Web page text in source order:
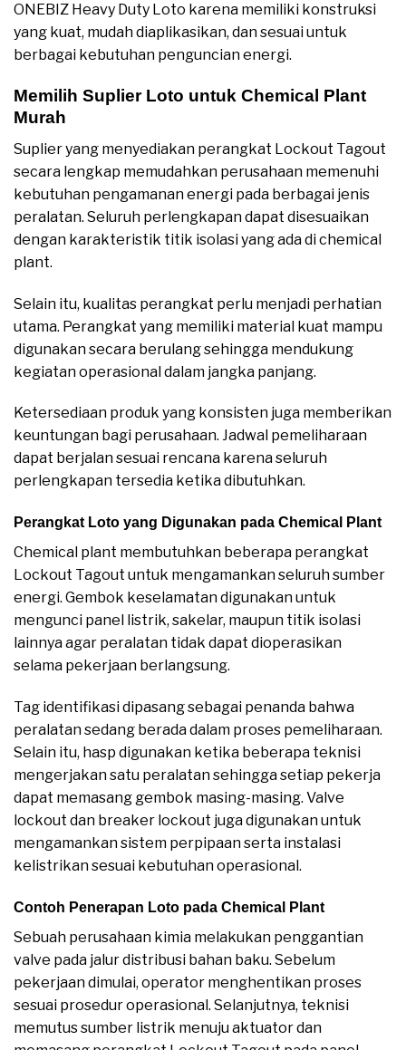
ONEBIZ Heavy Duty Loto karena memiliki konstruksi
yang kuat, mudah diaplikasikan, dan sesuai untuk
berbagai kebutuhan penguncian energi.
Memilih Suplier Loto untuk Chemical Plant
Murah
Suplier yang menyediakan perangkat Lockout Tagout
secara lengkap memudahkan perusahaan memenuhi
kebutuhan pengamanan energi pada berbagai jenis
peralatan. Seluruh perlengkapan dapat disesuaikan
dengan karakteristik titik isolasi yang ada di chemical
plant.
Selain itu, kualitas perangkat perlu menjadi perhatian
utama. Perangkat yang memiliki material kuat mampu
digunakan secara berulang sehingga mendukung
kegiatan operasional dalam jangka panjang.
Ketersediaan produk yang konsisten juga memberikan
keuntungan bagi perusahaan. Jadwal pemeliharaan
dapat berjalan sesuai rencana karena seluruh
perlengkapan tersedia ketika dibutuhkan.
Perangkat Loto yang Digunakan pada Chemical Plant
Chemical plant membutuhkan beberapa perangkat
Lockout Tagout untuk mengamankan seluruh sumber
energi. Gembok keselamatan digunakan untuk
mengunci panel listrik, sakelar, maupun titik isolasi
lainnya agar peralatan tidak dapat dioperasikan
selama pekerjaan berlangsung.
Tag identifikasi dipasang sebagai penanda bahwa
peralatan sedang berada dalam proses pemeliharaan.
Selain itu, hasp digunakan ketika beberapa teknisi
mengerjakan satu peralatan sehingga setiap pekerja
dapat memasang gembok masing-masing. Valve
lockout dan breaker lockout juga digunakan untuk
mengamankan sistem perpipaan serta instalasi
kelistrikan sesuai kebutuhan operasional.
Contoh Penerapan Loto pada Chemical Plant
Sebuah perusahaan kimia melakukan penggantian
valve pada jalur distribusi bahan baku. Sebelum
pekerjaan dimulai, operator menghentikan proses
sesuai prosedur operasional. Selanjutnya, teknisi
memutus sumber listrik menuju aktuator dan